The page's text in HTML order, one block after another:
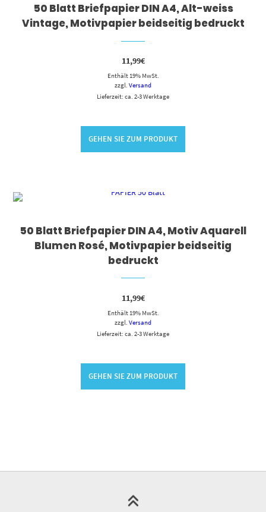
50 Blatt Briefpapier DIN A4, Alt-weiss
Vintage, Motivpapier beidseitig bedruckt
11,99€
Enthält 19% MwSt.
zzgl. Versand
Lieferzeit: ca. 2-3 Werktage
GEHEN SIE ZUM PRODUKT
50 Blatt Briefpapier DIN A4, Motiv Aquarell
Blumen Rosé, Motivpapier beidseitig
bedruckt
11,99€
Enthält 19% MwSt.
zzgl. Versand
Lieferzeit: ca. 2-3 Werktage
GEHEN SIE ZUM PRODUKT